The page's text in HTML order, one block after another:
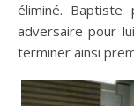
éliminé.
adversaire pour
terminer ainsi